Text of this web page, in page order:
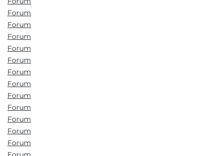
Forum
Forum
Forum
Forum
Forum
Forum
Forum
Forum
Forum
Forum
Forum
Forum